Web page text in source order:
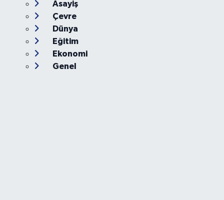
Asayiş
Çevre
Dünya
Eğitim
Ekonomi
Genel